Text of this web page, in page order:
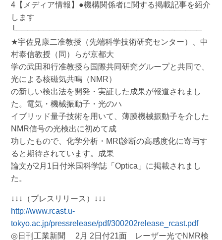
4【メディア情報】●機構関係者に関する掲載記事を紹介
します
└──────────────────────────────────
★宇佐見康二准教授（先端科学技術研究センター）、中
村泰信教授（同）らが京都大
学の武田和行准教授ら国際共同研究グループと共同で、
光による核磁気共鳴（NMR）
の新しい検出法を開発・実証した成果が報道されまし
た。電気・機械振動子・光のハ
イブリッド量子技術を用いて、薄膜機械振動子を介した
NMR信号の光検出に初めて成
功したもので、化学分析・MRI診断の高感度化に寄与す
ると期待されています。成果
論文が2月1日付米国科学誌「Optica」に掲載されまし
た。
↓↓↓（プレスリリース）↓↓↓
http://www.rcast.u-
tokyo.ac.jp/pressrelease/pdf/300202release_rcast.pdf
◎日刊工業新聞 2月 2日付21面 レーザー光でNMR検